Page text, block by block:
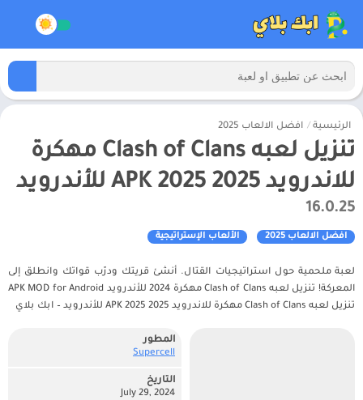
الرئيسية / افضل الالعاب 2025
تنزيل لعبه Clash of Clans مهكرة
للاندرويد APK 2025 2025 للأندرويد
16.0.25
افضل الالعاب 2025 الألعاب الإستراتيجية
لعبة ملحمية حول استراتيجيات القتال. أنشئ قريتك ودرّب قواتك وانطلق إلى
المعركة! تنزيل لعبه Clash of Clans مهكرة 2024 للأندرويد APK MOD for Android
تنزيل لعبه Clash of Clans مهكرة للاندرويد APK 2025 2025 للأندرويد – ابك بلاي
المطور
Supercell‏
التاريخ
July 29, 2024